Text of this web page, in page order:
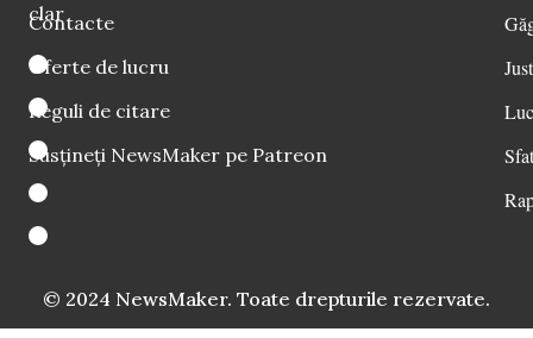
clar
Contacte
Oferte de lucru
Reguli de citare
Susțineți NewsMaker pe Patreon
© 2024 NewsMaker. Toate drepturile rezervate.